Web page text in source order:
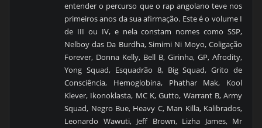
entender o percurso que o rap angolano teve nos
primeiros anos da sua afirmação. Este é o volume I
de III ou IV, e nela constam nomes como SSP,
Nelboy das Da Burdha, Simimi Ni Moyo, Coligação
Forever, Donna Kelly, Bell B, Girinha, GP, Afrodity,
Yong Squad, Esquadrão 8, Big Squad, Grito de
Consciência, Hemoglobina, Phathar Mak, Kool
Klever, Ikonoklasta, MC K, Gutto, Warrant B, Army
Squad, Negro Bue, Heavy C, Man Killa, Kalibrados,
Leonardo Wawuti, Jeff Brown, Lizha James, Mr